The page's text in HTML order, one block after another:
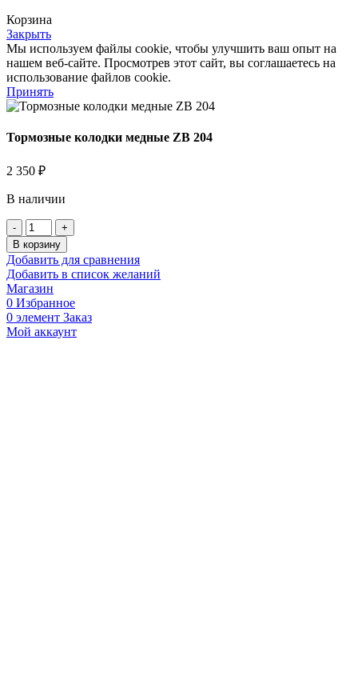
Корзина
Закрыть
Мы используем файлы cookie, чтобы улучшить ваш опыт на
нашем веб-сайте. Просмотрев этот сайт, вы соглашаетесь на
использование файлов cookie.
Принять
Тормозные колодки медные ZB 204
2 350 ₽
В наличии
Количество
товара
Тормозные
колодки
медные
ZB
204
В корзину
Добавить для сравнения
Добавить в список желаний
Магазин
0 Избранное
0 элемент Заказ
Мой аккаунт